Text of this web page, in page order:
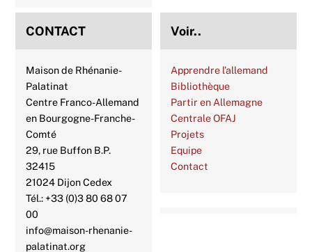
CONTACT
Maison de Rhénanie-
Palatinat
Centre Franco-Allemand
en Bourgogne-Franche-
Comté
29, rue Buffon B.P.
32415
21024 Dijon Cedex
Tél.: +33 (0)3 80 68 07
00
info@maison-rhenanie-
palatinat.org
Voir..
Apprendre l’allemand
Bibliothèque
Partir en Allemagne
Centrale OFAJ
Projets
Equipe
Contact